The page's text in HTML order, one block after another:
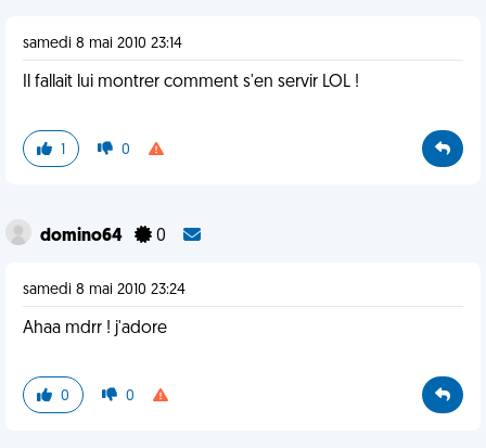
samedi 8 mai 2010 23:14
Il fallait lui montrer comment s'en servir LOL !
1 0
domino64 0
samedi 8 mai 2010 23:24
Ahaa mdrr ! j'adore
0 0